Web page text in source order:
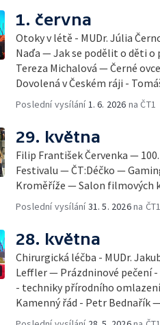
1. června
Otoky v létě - MUDr. Júlia
Naďa — Jak se podělit o děti
Tereza Michalová — Černé
Dovolená v Českém ráji -
Poslední vysílání1. 6. 2026 na ČT1
29. května
Filip František Červenka —
Festivalu — ČT:Déčko —
Kroměříže — Salon filmových
Poslední vysílání31. 5. 2026na ČT1
28. května
Chirurgická léčba - MUDr.
Leffler — Prázdninové pečení
- techniky přírodního
Kamenný řád - Petr Bednařík